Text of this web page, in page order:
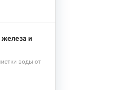
и
воды от